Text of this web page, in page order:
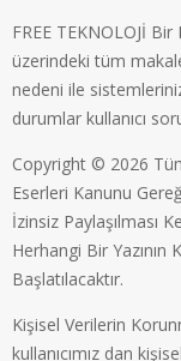
FREE TEKNOLOJİ
üzerindeki tüm
nedeni ile
durumlar kullanıcı
Copyright © 2026 Tüm
Eserleri Kanunu
İzinsiz Paylaşılması
Herhangi Bir
Başlatılacaktır.
Kişisel Verilerin
kullanıcımız dan